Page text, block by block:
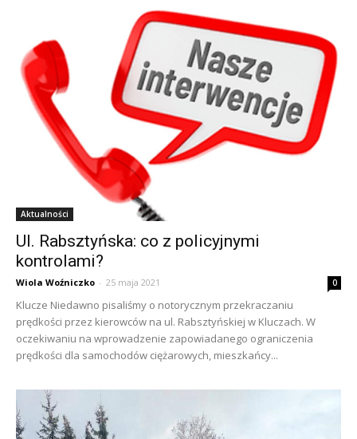
Aktualności
Ul. Rabsztyńska: co z policyjnymi
kontrolami?
Wiola Woźniczko - 25 maja 2021 0
Klucze Niedawno pisaliśmy o notorycznym przekraczaniu
prędkości przez kierowców na ul. Rabsztyńskiej w Kluczach. W
oczekiwaniu na wprowadzenie zapowiadanego ograniczenia
prędkości dla samochodów ciężarowych, mieszkańcy...